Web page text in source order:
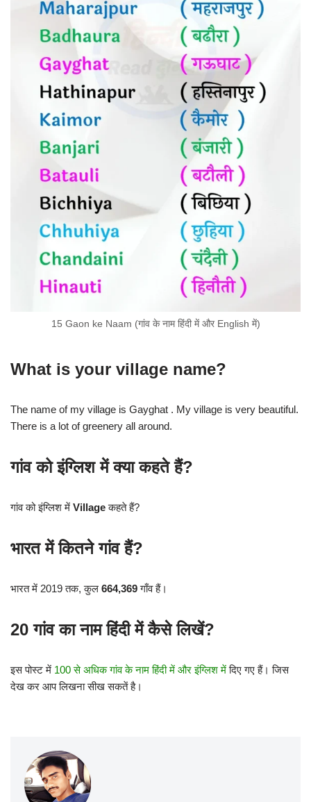
15 Gaon ke Naam (गांव के नाम हिंदी में और English में)
What is your village name?
The name of my village is Gayghat . My village is very beautiful.
There is a lot of greenery all around.
गांव को इंग्लिश में क्या कहते हैं?
गांव को इंग्लिश में Villageकहते हैं?
भारत में कितने गांव हैं?
भारत में 2019 तक, कुल 664,369गाँव हैं।
20 गांव का नाम हिंदी में कैसे लिखें?
इस पोस्ट में 100 से अधिक गांव के नाम हिंदी में और इंग्लिश मेंदिए गए हैं। जिस
देख कर आप लिखना सीख सकतें है।